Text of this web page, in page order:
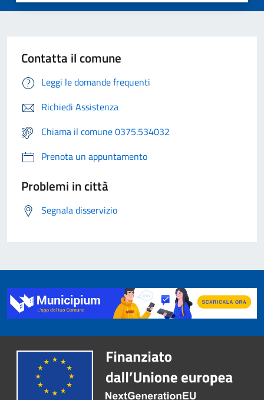
Contatta il comune
Leggi le domande frequenti
Richiedi Assistenza
Chiama il comune 0375.534032
Prenota un appuntamento
Problemi in città
Segnala disservizio